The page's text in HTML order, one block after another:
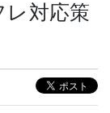
対応策